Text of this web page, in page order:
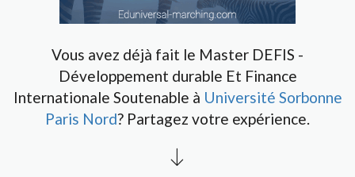
Vous avez déjà fait le Master DEFIS -
Développement durable Et Finance
Internationale Soutenable à Université Sorbonne
Paris Nord? Partagez votre expérience.